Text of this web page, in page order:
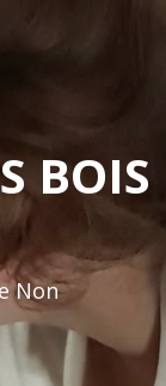
BOIS
Non